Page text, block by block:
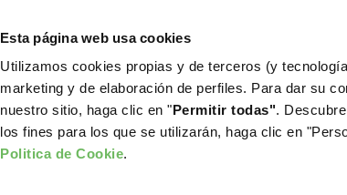
Esta página web usa cookies
Utilizamos cookies propias y de terceros (y
marketing y de elaboración de perfiles. Para dar su
nuestro sitio, haga clic en "Permitir todas".
los fines para los que se utilizarán, haga clic en
Politica de Cookie.